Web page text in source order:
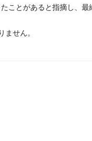
ことがあると指摘し、
せん。